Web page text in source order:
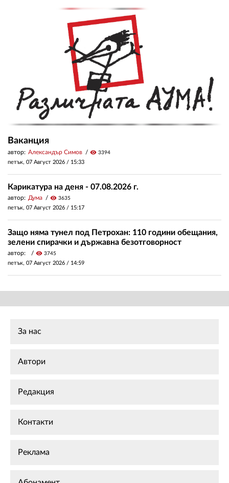
Ваканция
автор: Александър Симов visibility 3394
петък, 07 Август 2026 / 15:33
Карикатура на деня - 07.08.2026 г.
автор: Дума visibility 3635
петък, 07 Август 2026 / 15:17
Защо няма тунел под Петрохан: 110 години обещания,
зелени спирачки и държавна безотговорност
автор: visibility 3745
петък, 07 Август 2026 / 14:59
За нас
Автори
Редакция
Контакти
Реклама